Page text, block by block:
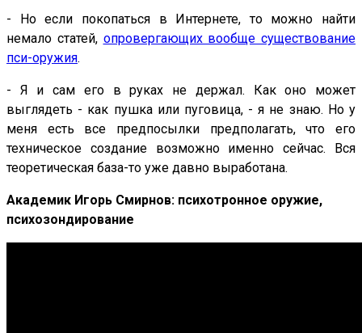
- Но если покопаться в Интернете, то можно найти
немало статей, опровергающих вообще существование
пси-оружия.
- Я и сам его в руках не держал. Как оно может
выглядеть - как пушка или пуговица, - я не знаю. Но у
меня есть все предпосылки предполагать, что его
техническое создание возможно именно сейчас. Вся
теоретическая база-то уже давно выработана.
Академик Игорь Смирнов: психотронное оружие,
психозондирование